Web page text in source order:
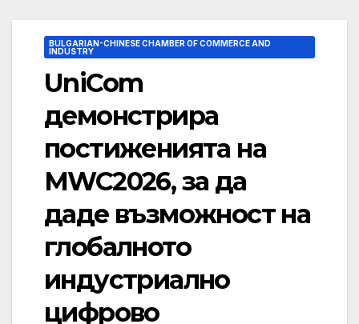
BULGARIAN-CHINESE CHAMBER OF COMMERCE AND
INDUSTRY
UniCom
демонстрира
постиженията на
MWC2026, за да
даде възможност на
глобалното
индустриално
цифрово